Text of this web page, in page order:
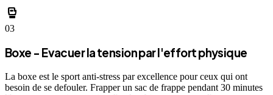
sports_mma
03
Boxe - Evacuer la tension par l'effort physique
La boxe est le sport anti-stress par excellence pour ceux qui ont
besoin de se defouler. Frapper un sac de frappe pendant 30 minutes